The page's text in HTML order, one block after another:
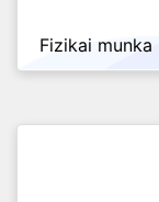
Fizikai munka